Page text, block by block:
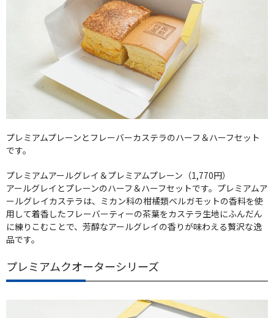
プレミアムプレーンとフレーバーカステラのハーフ＆ハーフセット
です。
プレミアムアールグレイ＆プレミアムプレーン（1,770円）
アールグレイとプレーンのハーフ＆ハーフセットです。プレミアムア
ールグレイカステラは、ミカン科の柑橘類ベルガモットの香料を使
用して着香したフレーバーティーの茶葉をカステラ生地にふんだん
に練りこむことで、芳醇なアールグレイの香りが味わえる贅沢な逸
品です。
プレミアムクオーターシリーズ